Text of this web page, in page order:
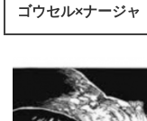
ゴウセル×ナージャ